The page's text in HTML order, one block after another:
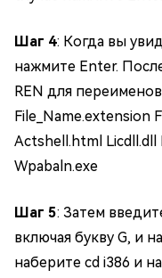
Шаг 4: Когда вы
нажмите Enter.
REN для
File_Name.extension
Actshell.html Licdll.dll
Wpabaln.exe
Шаг 5: Затем
включая букву G, и
наберите cd i386 и